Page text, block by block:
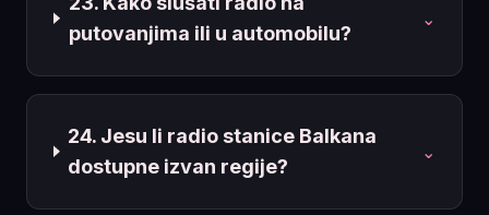
putovanjima ili u automobilu?
⌄
24. Jesu li radio stanice Balkana
dostupne izvan regije?
⌄